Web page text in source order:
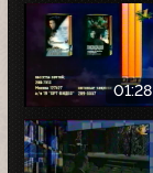
01:28